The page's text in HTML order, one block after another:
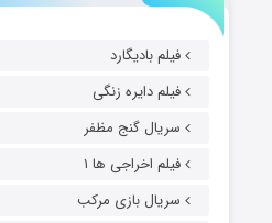
فیلم بادیگارد
فیلم دایره زنگی
سریال گنج مظفر
فیلم اخراجی ها ۱
سریال بازی مرکب